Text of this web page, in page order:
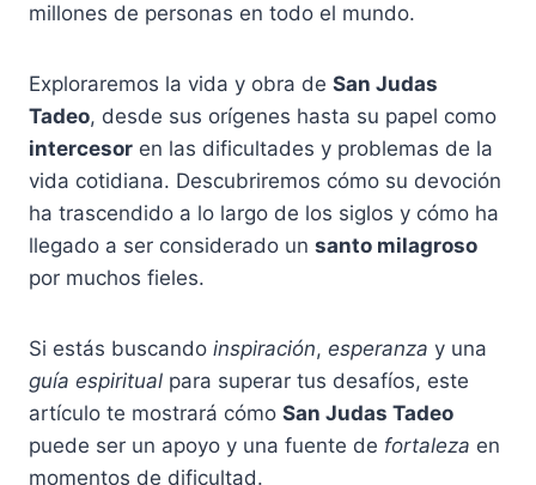
millones de personas en todo el mundo.
Exploraremos la vida y obra de San Judas
Tadeo, desde sus orígenes hasta su papel como
intercesor en las dificultades y problemas de la
vida cotidiana. Descubriremos cómo su devoción
ha trascendido a lo largo de los siglos y cómo ha
llegado a ser considerado un santo milagroso
por muchos fieles.
Si estás buscando inspiración, esperanza y una
guía espiritual para superar tus desafíos, este
artículo te mostrará cómo San Judas Tadeo
puede ser un apoyo y una fuente de fortaleza en
momentos de dificultad.